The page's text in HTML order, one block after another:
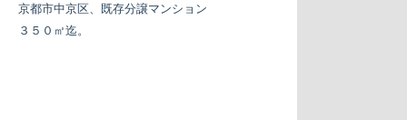
京都市中京区、既存分譲マンション
３５０㎡迄。